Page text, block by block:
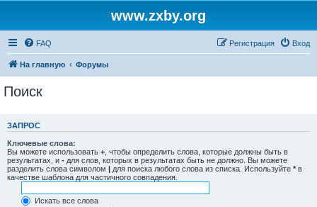
www.zxby.org
FAQ Вход
Регистрация
На главную Форумы
Поиск
ЗАПРОС
Ключевые слова:
Вы можете использовать + , чтобы определить слова, которые должны быть в
результатах, и - для слов, которых в результатах быть не должно. Вы можете
разделить слова символом | для поиска любого слова из списка. Используйте * в
качестве шаблона для частичного совпадения.
Искать все слова